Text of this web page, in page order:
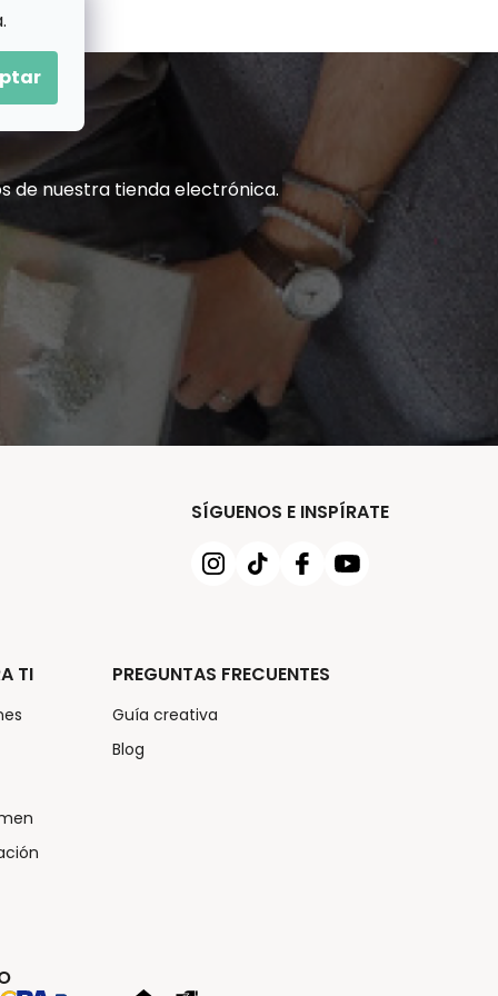
de nuestra tienda electrónica.
SÍGUENOS E INSPÍRATE
TI PREGUNTAS FRECUENTES
Guía creativa
Blog